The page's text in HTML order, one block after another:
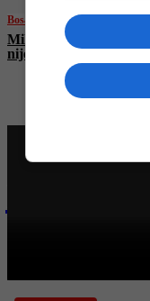
Bosanski vjestnik
Milorad Dodik: RS
nije daleko! Da nas